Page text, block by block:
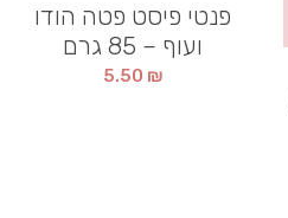
פנטי פיסט פטה הודו
ועוף – 85 גרם
5.50 ₪